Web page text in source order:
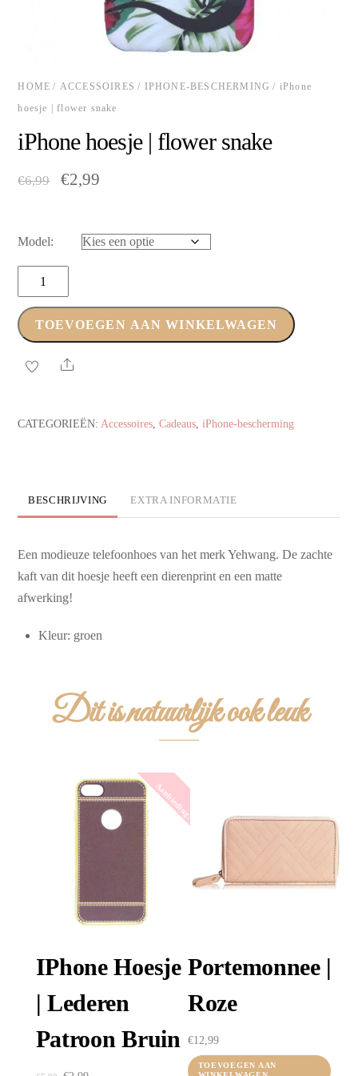
HOME / ACCESSOIRES / IPHONE-BESCHERMING / iPhone
hoesje | flower snake
iPhone hoesje | flower snake
€6,99
Oorspronkelijke
€6,99.
€2,99Huidige
€2,99.
Model:
iPhone
hoesje
|
flower
snake
TOEVOEGEN AAN WINKELWAGEN
Share
CATEGORIEËN:Accessoires,Cadeaus,iPhone-bescherming
BESCHRIJVING EXTRA INFORMATIE
Een modieuze telefoonhoes van het merk Yehwang. De zachte
kaft van dit hoesje heeft een dierenprint en een matte
afwerking!
Kleur: groen
Dit is natuurlijk ook leuk
Portemonnee |
Roze
€12,99
TOEVOEGEN AAN
Aanbieding!
IPhone Hoesje
| Lederen
Patroon Bruin